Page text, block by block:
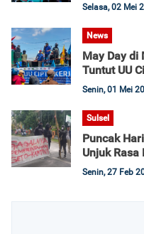
Selasa, 02 Mei
News
May Day di
Tuntut UU
Senin, 01 Mei
Sulsel
Puncak
Unjuk
Senin, 27 Feb